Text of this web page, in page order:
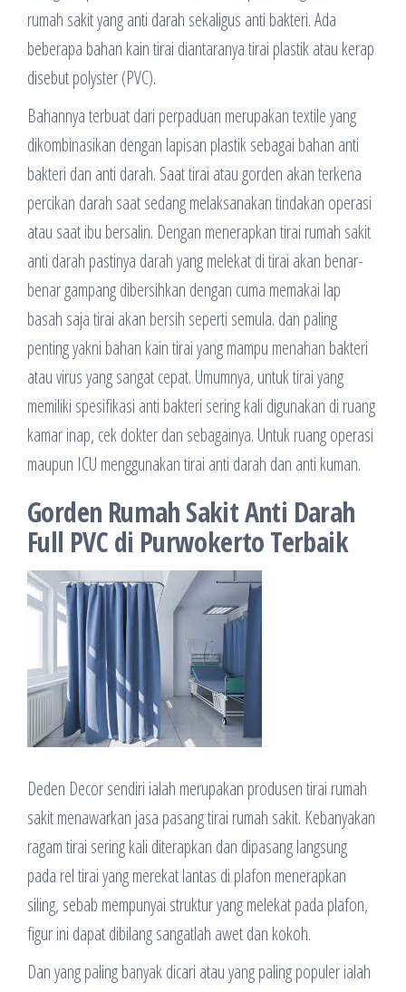
rumah sakit yang anti darah sekaligus anti bakteri. Ada
beberapa bahan kain tirai diantaranya tirai plastik atau kerap
disebut polyster (PVC).
Bahannya terbuat dari perpaduan merupakan textile yang
dikombinasikan dengan lapisan plastik sebagai bahan anti
bakteri dan anti darah. Saat tirai atau gorden akan terkena
percikan darah saat sedang melaksanakan tindakan operasi
atau saat ibu bersalin. Dengan menerapkan tirai rumah sakit
anti darah pastinya darah yang melekat di tirai akan benar-
benar gampang dibersihkan dengan cuma memakai lap
basah saja tirai akan bersih seperti semula. dan paling
penting yakni bahan kain tirai yang mampu menahan bakteri
atau virus yang sangat cepat. Umumnya, untuk tirai yang
memiliki spesifikasi anti bakteri sering kali digunakan di ruang
kamar inap, cek dokter dan sebagainya. Untuk ruang operasi
maupun ICU menggunakan tirai anti darah dan anti kuman.
Gorden Rumah Sakit Anti Darah
Full PVC di Purwokerto Terbaik
Deden Decor sendiri ialah merupakan produsen tirai rumah
sakit menawarkan jasa pasang tirai rumah sakit. Kebanyakan
ragam tirai sering kali diterapkan dan dipasang langsung
pada rel tirai yang merekat lantas di plafon menerapkan
siling, sebab mempunyai struktur yang melekat pada plafon,
figur ini dapat dibilang sangatlah awet dan kokoh.
Dan yang paling banyak dicari atau yang paling populer ialah